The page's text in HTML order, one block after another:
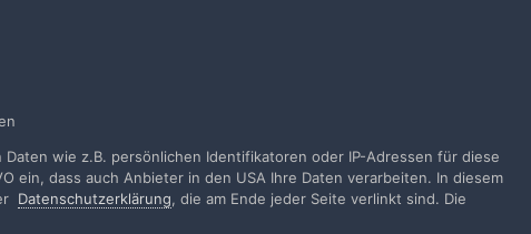
wie z.B. persönlichen Identifikatoren oder IP-Adressen für diese
ein, dass auch Anbieter in den USA Ihre Daten verarbeiten. In diesem
Datenschutzerklärung, die am Ende jeder Seite verlinkt sind. Die